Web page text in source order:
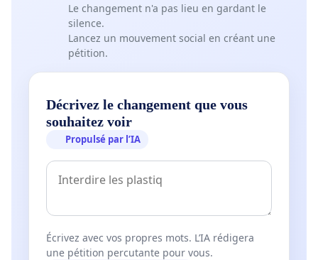
Le changement n'a pas lieu en gardant le
silence.
Lancez un mouvement social en créant une
pétition.
Décrivez le changement que vous
souhaitez voir
Propulsé par l’IA
Écrivez avec vos propres mots. L’IA rédigera
une pétition percutante pour vous.